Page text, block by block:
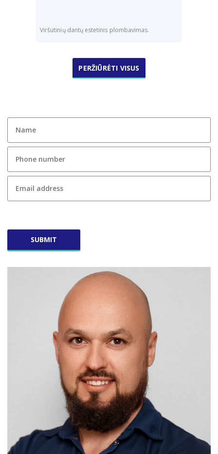
Viršutinių dantų estetinis plombavimas.
PERŽIŪRĖTI VISUS